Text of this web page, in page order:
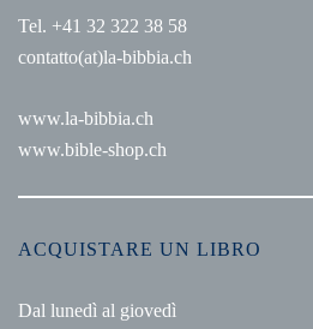
Tel. +41 32 322 38 58
contatto(at)la-bibbia.ch
www.la-bibbia.ch
www.bible-shop.ch
ACQUISTARE UN LIBRO
Dal lunedì al giovedì